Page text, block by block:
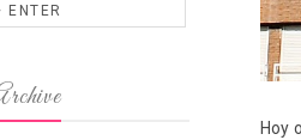
Hoy